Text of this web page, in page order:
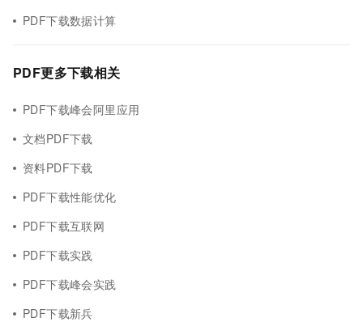
PDF下载数据计算
PDF更多下载相关
PDF下载峰会阿里应用
文档PDF下载
资料PDF下载
PDF下载性能优化
PDF下载互联网
PDF下载实践
PDF下载峰会实践
PDF下载新兵